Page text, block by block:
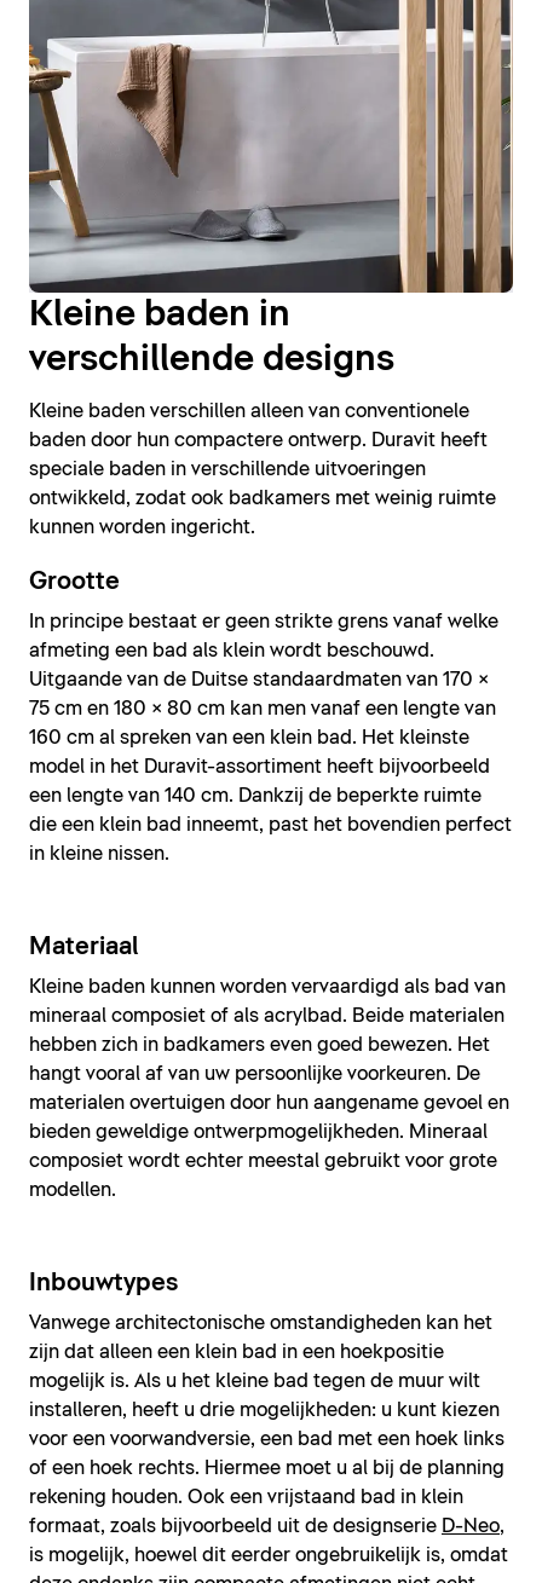
Kleine baden in
verschillende designs
Kleine baden verschillen alleen van conventionele
baden door hun compactere ontwerp. Duravit heeft
speciale baden in verschillende uitvoeringen
ontwikkeld, zodat ook badkamers met weinig ruimte
kunnen worden ingericht.
Grootte
In principe bestaat er geen strikte grens vanaf welke
afmeting een bad als klein wordt beschouwd.
Uitgaande van de Duitse standaardmaten van 170 ×
75 cm en 180 × 80 cm kan men vanaf een lengte van
160 cm al spreken van een klein bad. Het kleinste
model in het Duravit-assortiment heeft bijvoorbeeld
een lengte van 140 cm. Dankzij de beperkte ruimte
die een klein bad inneemt, past het bovendien perfect
in kleine nissen.
Materiaal
Kleine baden kunnen worden vervaardigd als bad van
mineraal composiet of als acrylbad. Beide materialen
hebben zich in badkamers even goed bewezen. Het
hangt vooral af van uw persoonlijke voorkeuren. De
materialen overtuigen door hun aangename gevoel en
bieden geweldige ontwerpmogelijkheden. Mineraal
composiet wordt echter meestal gebruikt voor grote
modellen.
Inbouwtypes
Vanwege architectonische omstandigheden kan het
zijn dat alleen een klein bad in een hoekpositie
mogelijk is. Als u het kleine bad tegen de muur wilt
installeren, heeft u drie mogelijkheden: u kunt kiezen
voor een voorwandversie, een bad met een hoek links
of een hoek rechts. Hiermee moet u al bij de planning
rekening houden. Ook een vrijstaand bad in klein
formaat, zoals bijvoorbeeld uit de designserie D-Neo,
is mogelijk, hoewel dit eerder ongebruikelijk is, omdat